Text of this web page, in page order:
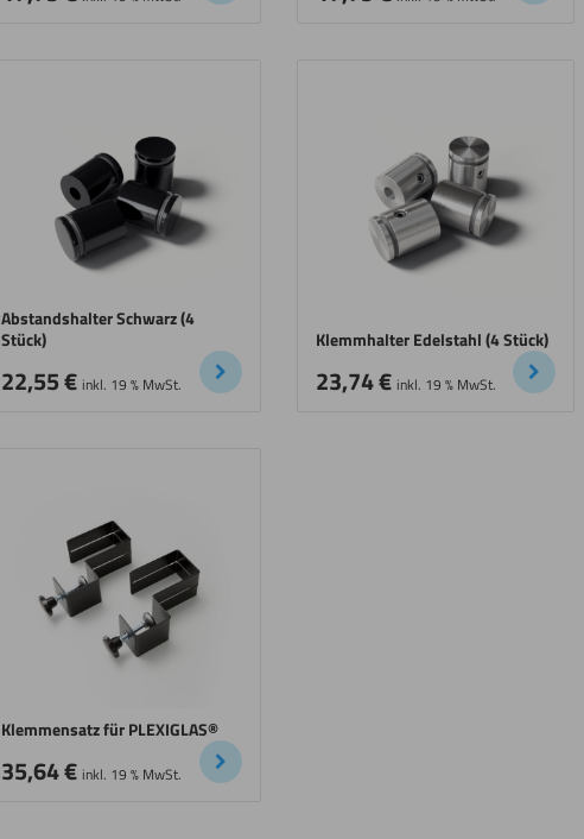
Abstandshalter Schwarz (4
Stück)
22,55€ inkl. 19 % MwSt.
Klemmhalter Edelstahl (4 Stück)
23,74€ inkl. 19 % MwSt.
Klemmensatz für PLEXIGLAS®
35,64€ inkl. 19 % MwSt.